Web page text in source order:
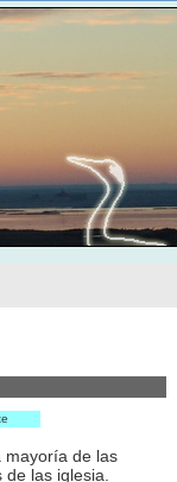
mayoría de las
las iglesia.